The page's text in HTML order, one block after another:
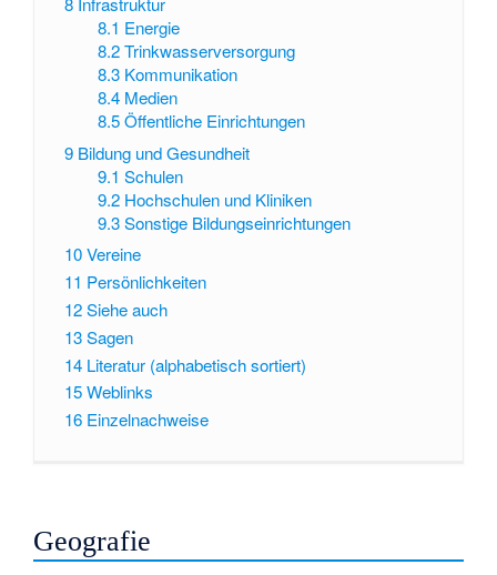
8.1 Energie
8.2 Trinkwasserversorgung
8.3 Kommunikation
8.4 Medien
8.5 Öffentliche Einrichtungen
9 Bildung und Gesundheit
9.1 Schulen
9.2 Hochschulen und Kliniken
9.3 Sonstige Bildungseinrichtungen
10Vereine
11 Persönlichkeiten
12Siehe auch
13Sagen
14 Literatur (alphabetisch sortiert)
15Weblinks
16 Einzelnachweise
Geografie